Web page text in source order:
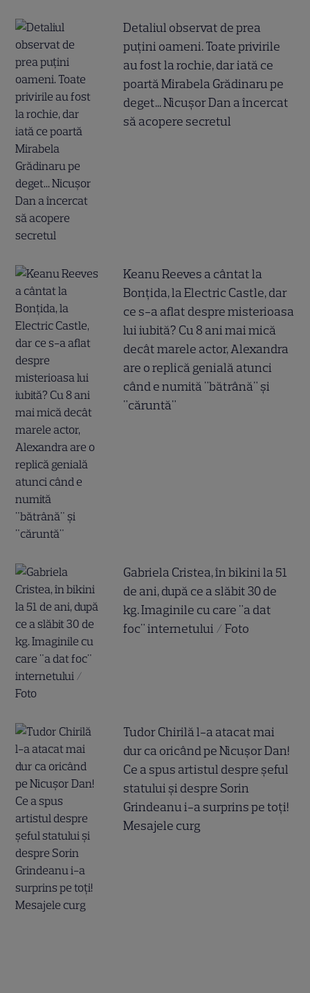
Detaliul observat de prea
puțini oameni. Toate privirile
au fost la rochie, dar iată ce
poartă Mirabela Grădinaru pe
deget... Nicușor Dan a încercat
să acopere secretul
Keanu Reeves a cântat la
Bonțida, la Electric Castle, dar
ce s-a aflat despre misterioasa
lui iubită? Cu 8 ani mai mică
decât marele actor, Alexandra
are o replică genială atunci
când e numită "bătrână" și
"căruntă"
Gabriela Cristea, în bikini la 51
de ani, după ce a slăbit 30 de
kg. Imaginile cu care "a dat
foc" internetului / Foto
Tudor Chirilă l-a atacat mai
dur ca oricând pe Nicușor Dan!
Ce a spus artistul despre șeful
statului și despre Sorin
Grindeanu i-a surprins pe toți!
Mesajele curg